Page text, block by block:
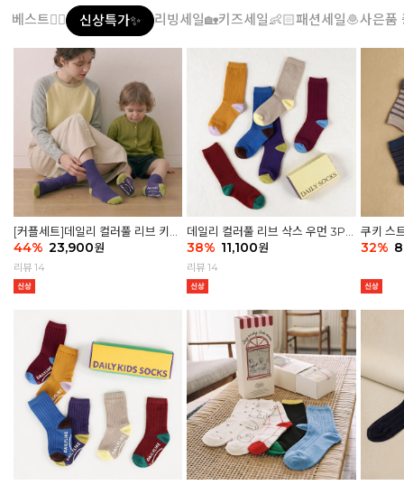
베스트👍🏻 신상특가✨ 리빙세일🏡키즈세일👶🏻패션세일🧆사은품
[커플세트]데일리 컬러풀 리브 키즈
6P & 우먼3P 삭스세트
44% 23,900원
리뷰 14
데일리 컬러풀 리브 삭스 우먼 3P
세트
38% 11,100원
리뷰 14
쿠키 스
32%